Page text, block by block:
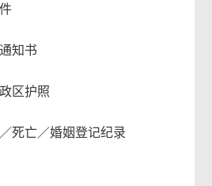
知书
区护照
死亡／婚姻登记纪录